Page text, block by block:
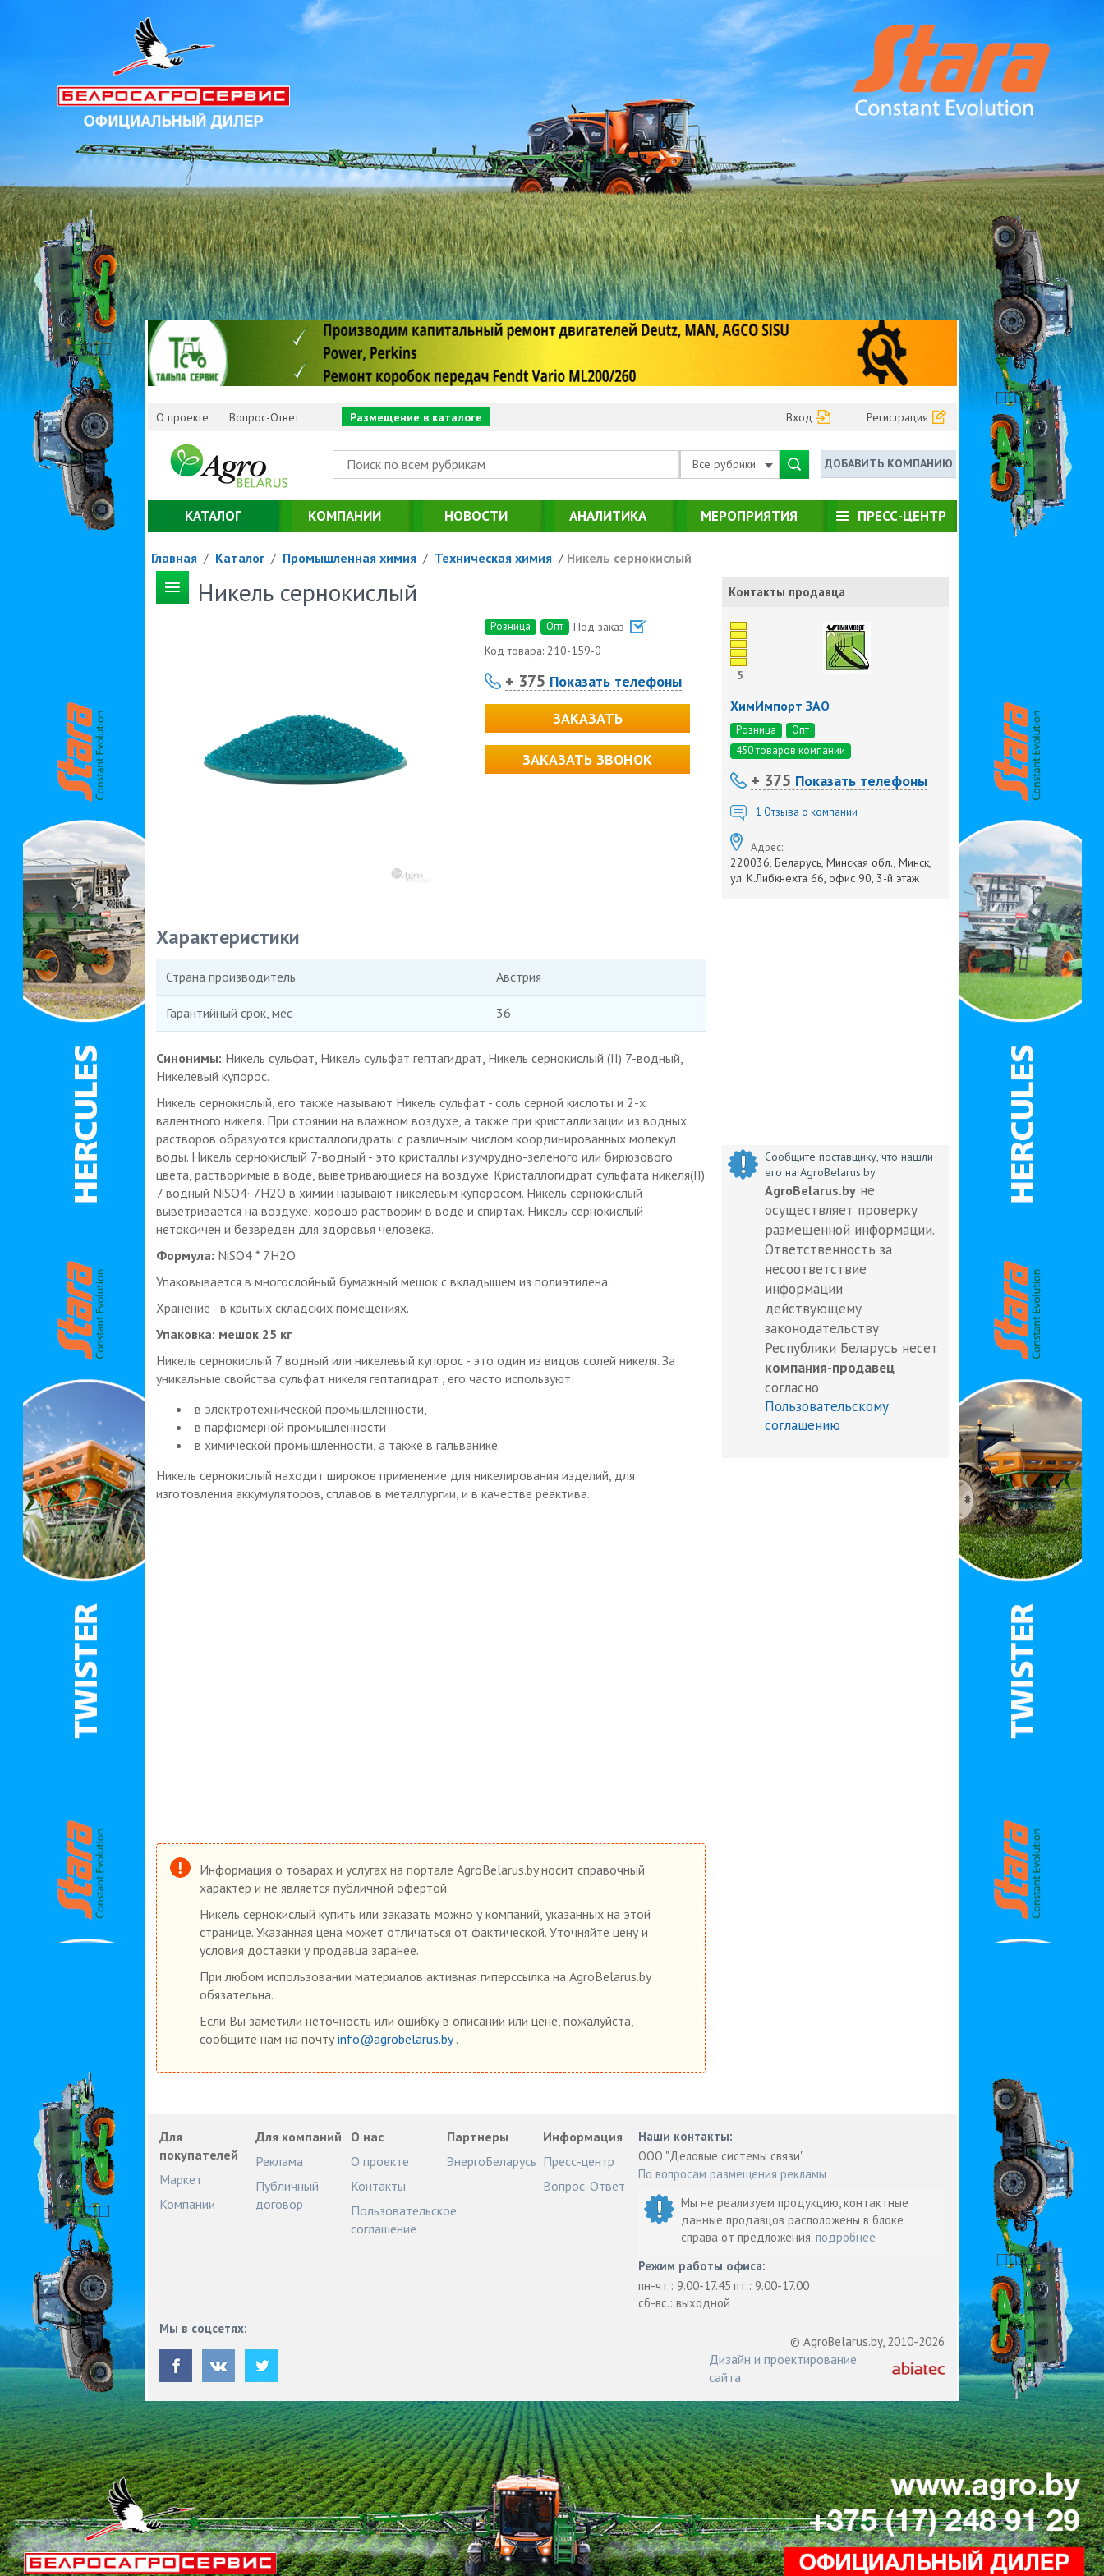
О проекте Вопрос-Ответ Размещение в каталоге Вход Регистрация
Все рубрики ДОБАВИТЬ КОМПАНИЮ
КАТАЛОГ КОМПАНИИ НОВОСТИ АНАЛИТИКА МЕРОПРИЯТИЯ ПРЕСС-ЦЕНТР
Главная / Каталог / Промышленная химия / Техническая химия / Никель сернокислый
Никель сернокислый
Розница Опт
Под заказ
Код товара:210-159-0
+ 375 Показать телефоны
ЗАКАЗАТЬ
ЗАКАЗАТЬ ЗВОНОК
Характеристики
Страна производитель Австрия
Гарантийный срок, мес 36
Синонимы: Никель сульфат, Никель сульфат гептагидрат, Никель сернокислый (II) 7-водный,
Никелевый купорос.
Никель сернокислый, его также называют Никель сульфат - соль серной кислоты и 2-х
валентного никеля. При стоянии на влажном воздухе, а также при кристаллизации из водных
растворов образуются кристаллогидраты с различным числом координированных молекул
воды. Никель сернокислый 7-водный - это кристаллы изумрудно-зеленого или бирюзового
цвета, растворимые в воде, выветривающиеся на воздухе. Кристаллогидрат сульфата никеля(II)
7 водный NiSO4· 7H2О в химии называют никелевым купоросом. Никель сернокислый
выветривается на воздухе, хорошо растворим в воде и спиртах. Никель сернокислый
нетоксичен и безвреден для здоровья человека.
Формула: NiSO4 * 7Н2О
Упаковывается в многослойный бумажный мешок с вкладышем из полиэтилена.
Хранение - в крытых складских помещениях.
Упаковка: мешок 25 кг
Никель сернокислый 7 водный или никелевый купорос - это один из видов солей никеля. За
уникальные свойства сульфат никеля гептагидрат , его часто используют:
в электротехнической промышленности,
в парфюмерной промышленности
в химической промышленности, а также в гальванике.
Никель сернокислый находит широкое применение для никелирования изделий, для
изготовления аккумуляторов, сплавов в металлургии, и в качестве реактива.
Контакты продавца
5
ХимИмпорт ЗАО
Розница
Опт
450 товаров компании
+ 375 Показать телефоны
1 Отзыва о компании
Адрес:
220036, Беларусь, Минская обл., Минск,
ул. К.Либкнехта 66, офис 90, 3-й этаж
Сообщите поставщику, что нашли
его на AgroBelarus.by
AgroBelarus.by не
осуществляет проверку
размещенной информации.
Ответственность за
несоответствие
информации
действующему
законодательству
Республики Беларусь несет
компания-продавец
согласно
Пользовательскому
соглашению
Информация о товарах и услугах на портале AgroBelarus.by носит справочный
характер и не является публичной офертой.
Никель сернокислый купить или заказать можно у компаний, указанных на этой
странице. Указанная цена может отличаться от фактической. Уточняйте цену и
условия доставки у продавца заранее.
При любом использовании материалов активная гиперссылка на AgroBelarus.by
обязательна.
Если Вы заметили неточность или ошибку в описании или цене, пожалуйста,
сообщите нам на почту info@agrobelarus.by.
Для
покупателей
Маркет
Компании
Для компаний
Реклама
Публичный
договор
О нас
О проекте
Контакты
Пользовательское
соглашение
Партнеры
ЭнергоБеларусь
Информация
Пресс-центр
Вопрос-Ответ
Наши контакты:
ООО "Деловые системы связи"
По вопросам размещения рекламы
Мы не реализуем продукцию, контактные
данные продавцов расположены в блоке
справа от предложения.подробнее
Режим работы офиса:
пн-чт.: 9.00-17.45 пт.: 9.00-17.00
сб-вс.: выходной
Мы в соцсетях:
© AgroBelarus.by, 2010-2026
Дизайн и проектирование
сайта